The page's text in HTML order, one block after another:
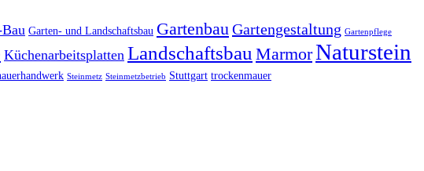
Garten- und Landschaftsbau Gartenbau Gartengestaltung Gartenpflege
Küchenarbeitsplatten Landschaftsbau MarmorNaturstein
Steinmetz Steinmetzbetrieb Stuttgart trockenmauer